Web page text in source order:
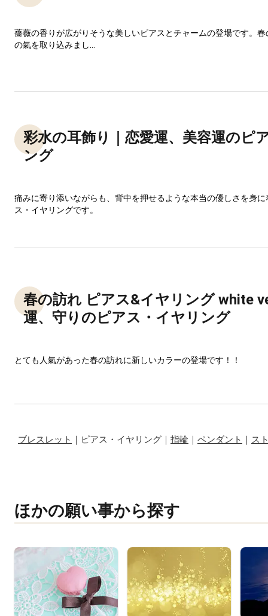
薔薇の香りが広がりそうな美しいピアスとチャームの登場です。
の氣を取り込みまし...
彩水の耳飾り｜恋愛運、美容運のピ
ング
痛みに寄り添いながらも、背中を押せるような本当の優しさを身
ス・イヤリングです。
春の訪れ ピアス&イヤリング white
運、守りのピアス・イヤリング
とても人氣があった春の訪れに新しいカラーの登場です！！
ブレスレット ｜ピアス・イヤリング｜ 指輪 ｜ ペンダント ｜ ス
ほかの願い事から探す